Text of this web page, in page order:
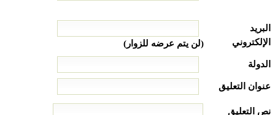
البريد
الإلكتروني
(لن يتم عرضه للزوار)
الدولة
عنوان التعليق
نص التعليق